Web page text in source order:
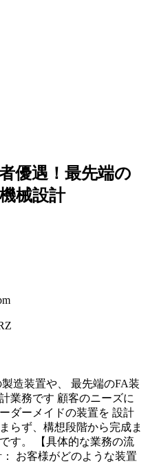
優遇！最先端の
械設計
造装置や、 最先端のFA装
業務です 顧客のニーズに
ダーメイドの装置を 設計
らず、構想段階から完成ま
す。 【具体的な業務の流
お客様がどのような装置